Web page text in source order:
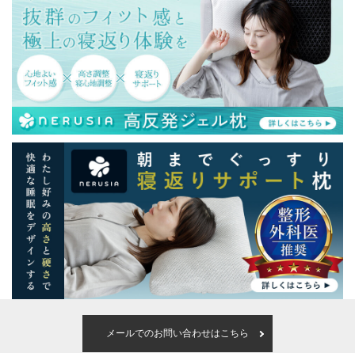
メールでのお問い合わせはこちら